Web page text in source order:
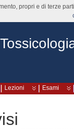
Lezioni Esami
propri e di terze